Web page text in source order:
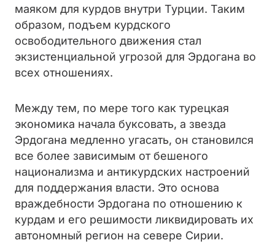
маяком для курдов внутри Турции. Таким
образом, подъем курдского
освободительного движения стал
экзистенциальной угрозой для Эрдогана во
всех отношениях.
Между тем, по мере того как турецкая
экономика начала буксовать, а звезда
Эрдогана медленно угасать, он становился
все более зависимым от бешеного
национализма и антикурдских настроений
для поддержания власти. Это основа
враждебности Эрдогана по отношению к
курдам и его решимости ликвидировать их
автономный регион на севере Сирии.